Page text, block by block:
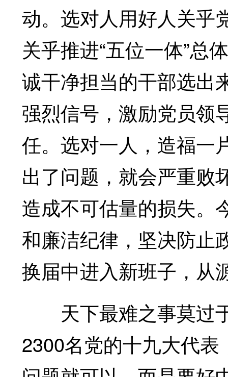
动。选对人用好人关乎
关乎推进“五位一体”总
诚干净担当的干部选出
强烈信号，激励党员领
任。选对一人，造福一
出了问题，就会严重败
造成不可估量的损失。
和廉洁纪律，坚决防止
换届中进入新班子，从
天下最难之事莫过
2300名党的十九大代表